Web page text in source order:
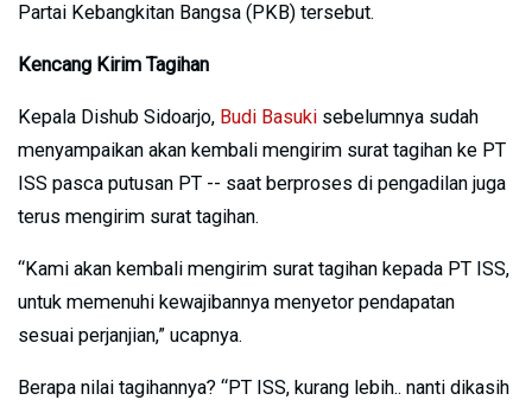
Partai Kebangkitan Bangsa (PKB) tersebut.
Kencang Kirim Tagihan
Kepala Dishub Sidoarjo, Budi Basuki sebelumnya sudah
menyampaikan akan kembali mengirim surat tagihan ke PT
ISS pasca putusan PT -- saat berproses di pengadilan juga
terus mengirim surat tagihan.
“Kami akan kembali mengirim surat tagihan kepada PT ISS,
untuk memenuhi kewajibannya menyetor pendapatan
sesuai perjanjian,” ucapnya.
Berapa nilai tagihannya? “PT ISS, kurang lebih.. nanti dikasih